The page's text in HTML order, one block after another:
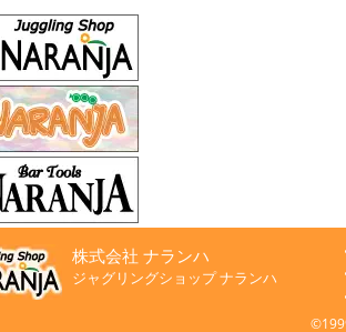
株式会社 ナランハ
ジャグリングショップ ナランハ